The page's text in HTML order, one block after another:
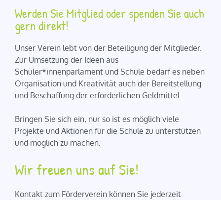
Werden Sie Mitglied oder spenden Sie auch
gern direkt!
Unser Verein lebt von der Beteiligung der Mitglieder.
Zur Umsetzung der Ideen aus
Schüler*innenparlament und Schule bedarf es neben
Organisation und Kreativität auch der Bereitstellung
und Beschaffung der erforderlichen Geldmittel.
Bringen Sie sich ein, nur so ist es möglich viele
Projekte und Aktionen für die Schule zu unterstützen
und möglich zu machen.
Wir freuen uns auf Sie!
Kontakt zum Förderverein können Sie jederzeit